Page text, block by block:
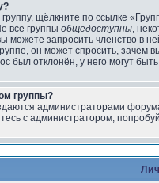
щёлкните по ссылке
все группы общедоступны,
можете запросить членство в
он может спросить,
был отклонён, у него могут
группы?
администраторами
с администратором,